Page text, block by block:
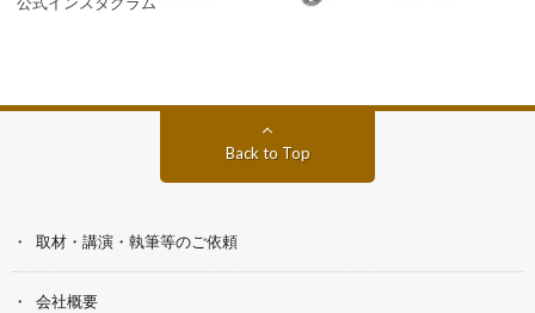
Back to Top
取材・講演・執筆等のご依頼
会社概要